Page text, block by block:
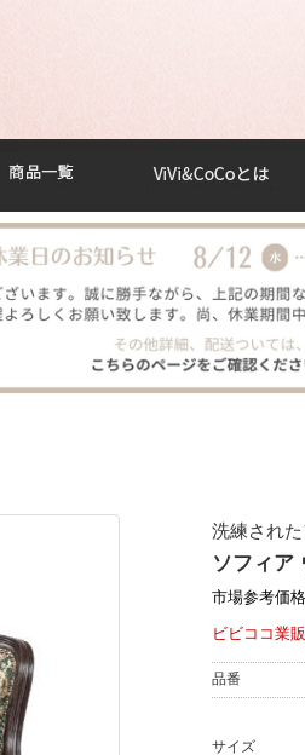
洗練され
ソフィア
市場参考価
ビビココ業
品番
サイズ